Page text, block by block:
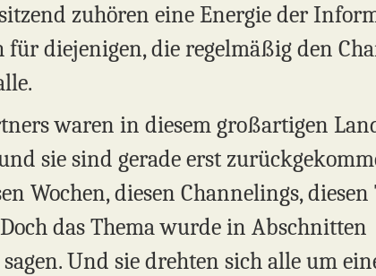
zuhören eine Energie der
für diejenigen, die regelmäßig den
waren in diesem großartigen
sie sind gerade erst
Wochen, diesen Channelings, diesen
das Thema wurde in Abschnitten
Und sie drehten sich alle um